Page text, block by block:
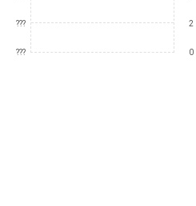
???
???
2
0